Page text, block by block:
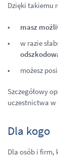
Dzięki takiemu
masz
w razie
możesz
Szczegółowy
uczestnictwa w
Dla kogo
Dla osób i firm,